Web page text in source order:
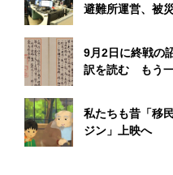
避難所運営、被
9月2日に終戦の
訳を読む もう一
私たちも昔「移
ジン」上映へ